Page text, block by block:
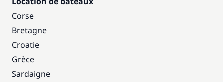
Corse
Bretagne
Croatie
Grèce
Sardaigne